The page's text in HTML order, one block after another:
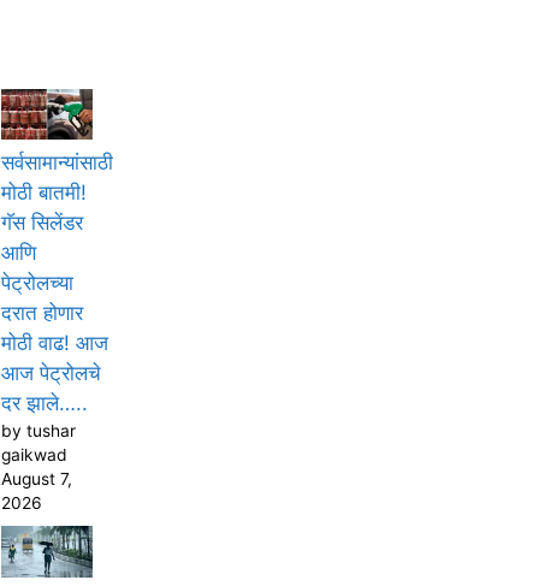
सर्वसामान्यांसाठी
मोठी बातमी!
गॅस सिलेंडर
आणि
पेट्रोलच्या
दरात होणार
मोठी वाढ! आज
आज पेट्रोलचे
दर झाले…..
by tushar
gaikwad
August 7,
2026